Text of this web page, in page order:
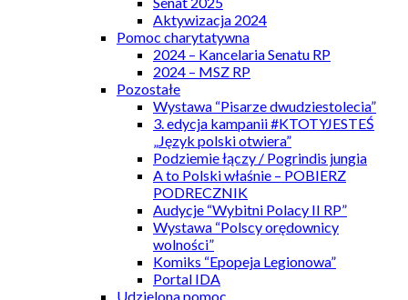
Aktywizacja 2024
Pomoc charytatywna
2024 – Kancelaria Senatu RP
2024 – MSZ RP
Pozostałe
Wystawa “Pisarze dwudziestolecia”
3. edycja kampanii #KTOTYJESTEŚ
„Język polski otwiera”
Podziemie łączy / Pogrindis jungia
A to Polski właśnie – POBIERZ
PODRECZNIK
Audycje “Wybitni Polacy II RP”
Wystawa “Polscy orędownicy
wolności”
Komiks “Epopeja Legionowa”
Portal IDA
Udzielona pomoc